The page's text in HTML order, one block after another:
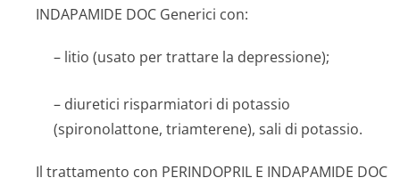
INDAPAMIDE DOC Generici con:
– litio (usato per trattare la depressione);
– diuretici risparmiatori di potassio
(spironolattone, triamterene), sali di potassio.
Il trattamento con PERINDOPRIL E INDAPAMIDE DOC